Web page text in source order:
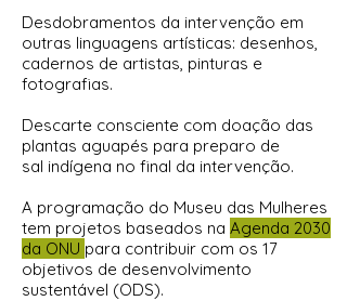
Desdobramentos da intervenção em
outras linguagens artísticas: desenhos,
cadernos de artistas, pinturas e
fotografias.
Descarte consciente com doação das
plantas aguapés para preparo de
sal indígena no final da intervenção.
A programação do Museu das Mulheres
tem projetos baseados na Agenda 2030
da ONU para contribuir com os 17
objetivos de desenvolvimento
sustentável (ODS).